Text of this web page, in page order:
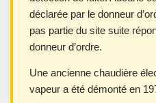
déclarée par le donneur
pas partie du site suite
donneur d’ordre.
Une ancienne chaudière
vapeur a été démonté en